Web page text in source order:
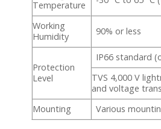
Temperature
Working
Humidity
90% or less
Protection
Level
IP66 standard
TVS 4,000 V
and voltage
Mounting
Various